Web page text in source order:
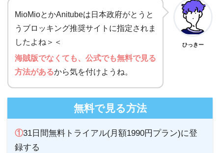
MioMioとかAnitubeは日本政府がとうと
うブロッキング推奨サイトに指定されま
したよね＞＜
海賊版でなくても、公式でも無料で見る
方法があるから気を付けようね。
ひっきー
無料で見る方法
①31日間無料トライアル(月額1990円プラン)に登
録する